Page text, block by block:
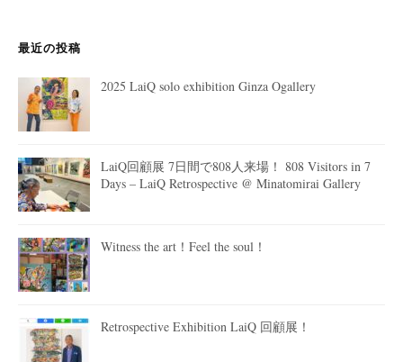
最近の投稿
2025 LaiQ solo exhibition Ginza Ogallery
LaiQ回顧展 7日間で808人来場！ 808 Visitors in 7
Days – LaiQ Retrospective @ Minatomirai Gallery
Witness the art！Feel the soul！
Retrospective Exhibition LaiQ 回顧展！